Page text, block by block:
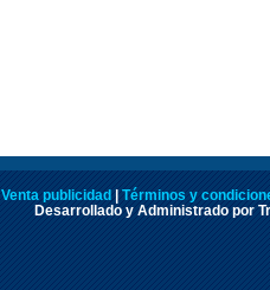
Venta publicidad | Términos y
Desarrollado y Administrado por